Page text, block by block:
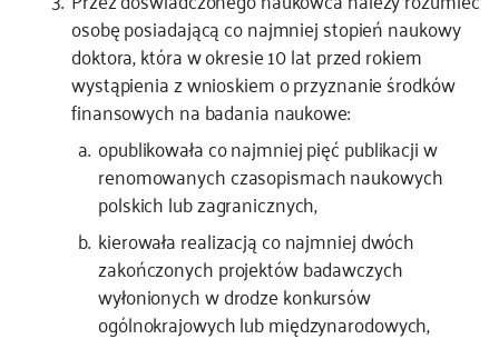
osobę posiadającą co najmniej stopień naukowy
doktora, która w okresie 10 lat przed rokiem
wystąpienia z wnioskiem o przyznanie środków
finansowych na badania naukowe:
opublikowała co najmniej pięć publikacji w
renomowanych czasopismach naukowych
polskich lub zagranicznych,
kierowała realizacją co najmniej dwóch
zakończonych projektów badawczych
wyłonionych w drodze konkursów
ogólnokrajowych lub międzynarodowych,